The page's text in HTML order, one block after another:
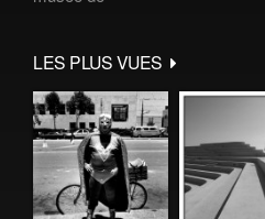
LES PLUS VUES